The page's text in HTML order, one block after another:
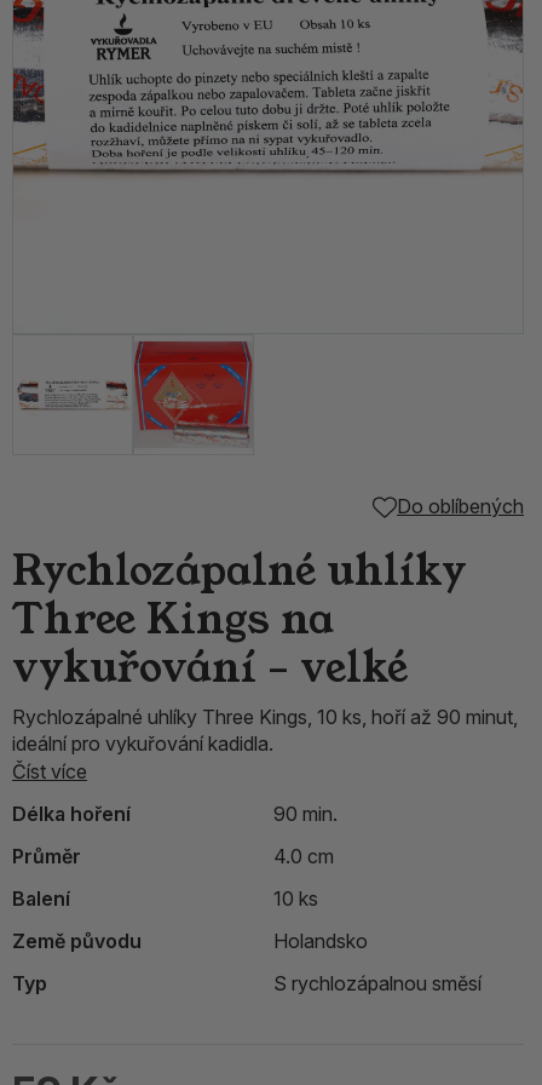
Do oblíbených
Rychlozápalné uhlíky
Three Kings na
vykuřování – velké
Rychlozápalné uhlíky Three Kings, 10 ks, hoří až 90 minut,
ideální pro vykuřování kadidla.
Číst více
Délka hoření
90 min.
Průměr
4.0 cm
Balení
10 ks
Země původu
Holandsko
Typ
S rychlozápalnou směsí